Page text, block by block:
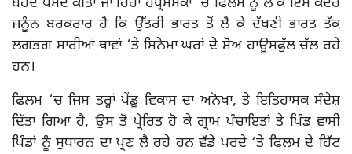
ਜਨੂੰਨ ਬਰਕਰਾਰ ਹੈ ਕਿ ਉੱਤਰੀ ਭਾਰਤ ਤੋਂ ਲੈ ਕੇ ਦੱਖਣੀ ਭਾਰਤ ਤੱਕ
ਲਗਭਗ ਸਾਰੀਆਂ ਥਾਵਾਂ ‘ਤੇ ਸਿਨੇਮਾ ਘਰਾਂ ਦੇ ਸ਼ੋਅ ਹਾਊਸਫੁੱਲ ਚੱਲ ਰਹੇ
ਹਨ।
ਫਿਲਮ ‘ਚ ਜਿਸ ਤਰ੍ਹਾਂ ਪੇਂਡੂ ਵਿਕਾਸ ਦਾ ਅਨੋਖਾ, ਤੇ ਇਤਿਹਾਸਕ ਸੰਦੇਸ਼
ਦਿੱਤਾ ਗਿਆ ਹੈ, ਉਸ ਤੋਂ ਪ੍ਰੇਰਿਤ ਹੋ ਕੇ ਗ੍ਰਾਮ ਪੰਚਾਇਤਾਂ ਤੇ ਪਿੰਡ ਵਾਸੀ
ਪਿੰਡਾਂ ਨੂੰ ਸੁਧਾਰਨ ਦਾ ਪ੍ਰਣ ਲੈ ਰਹੇ ਹਨ ਵੱਡੇ ਪਰਦੇ ‘ਤੇ ਫਿਲਮ ਦੇ ਹਿੱਟ